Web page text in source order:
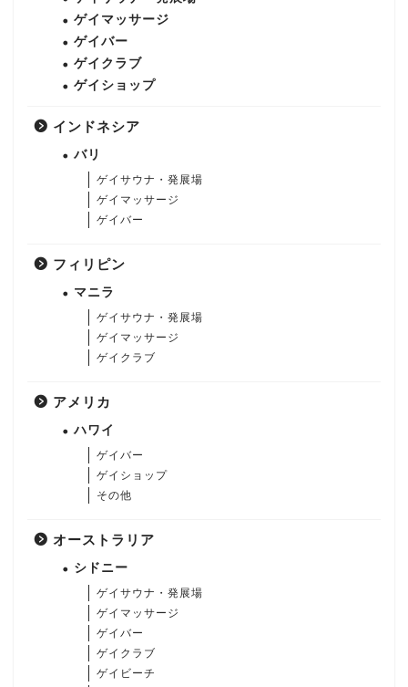
ゲイマッサージ
ゲイバー
ゲイクラブ
ゲイショップ
インドネシア
バリ
ゲイサウナ・発展場
ゲイマッサージ
ゲイバー
フィリピン
マニラ
ゲイサウナ・発展場
ゲイマッサージ
ゲイクラブ
アメリカ
ハワイ
ゲイバー
ゲイショップ
その他
オーストラリア
シドニー
ゲイサウナ・発展場
ゲイマッサージ
ゲイバー
ゲイクラブ
ゲイビーチ